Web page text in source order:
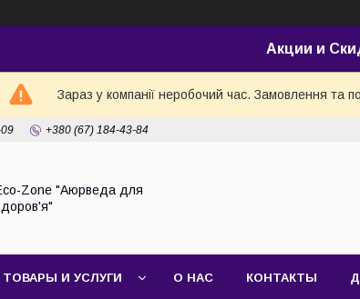
Акции и
Зараз у компанії неробочий час. Замовлення та
+380 (67) 184-43-84
Zone "Аюрведа для
ТОВАРЫ И УСЛУГИ О НАС КОНТАКТЫ